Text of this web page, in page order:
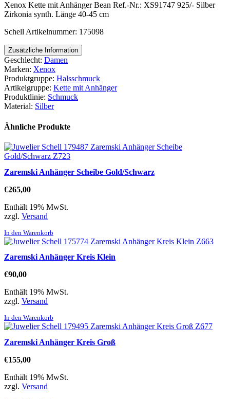
Xenox Kette mit Anhänger Bean Ref.-Nr.: XS91747 925/- Silber
Zirkonia synth. Länge 40-45 cm
Schell Artikelnummer: 175098
Zusätzliche Information
Geschlecht: Damen
Marken: Xenox
Produktgruppe: Halsschmuck
Artikelgruppe: Kette mit Anhänger
Produktlinie: Schmuck
Material: Silber
Ähnliche Produkte
Zaremski Anhänger Scheibe Gold/Schwarz
€265,00
Enthält 19% MwSt.
zzgl. Versand
In den Warenkorb
Zaremski Anhänger Kreis Klein
€90,00
Enthält 19% MwSt.
zzgl. Versand
In den Warenkorb
Zaremski Anhänger Kreis Groß
€155,00
Enthält 19% MwSt.
zzgl. Versand